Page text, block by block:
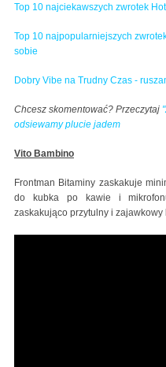
Top 10 najciekawszych zwrotek
Top 10 najpopularniejszych
sobie
Dobry Vibe na Trudny Czas -
Chcesz skomentować? Przeczytaj
odsiewamy plucie jadem
Vito Bambino
Frontman Bitaminy zaskakuje
do kubka po kawie i
zaskakująco przytulny i zajawkowy